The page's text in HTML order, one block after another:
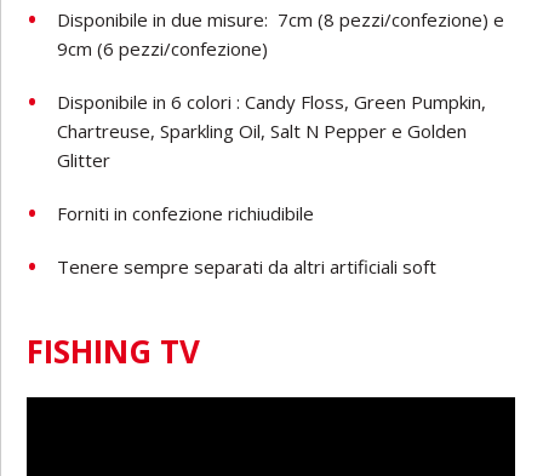
Disponibile in due misure: 7cm (8 pezzi/confezione) e
9cm (6 pezzi/confezione)
Disponibile in 6 colori : Candy Floss, Green Pumpkin,
Chartreuse, Sparkling Oil, Salt N Pepper e Golden
Glitter
Forniti in confezione richiudibile
Tenere sempre separati da altri artificiali soft
FISHING TV